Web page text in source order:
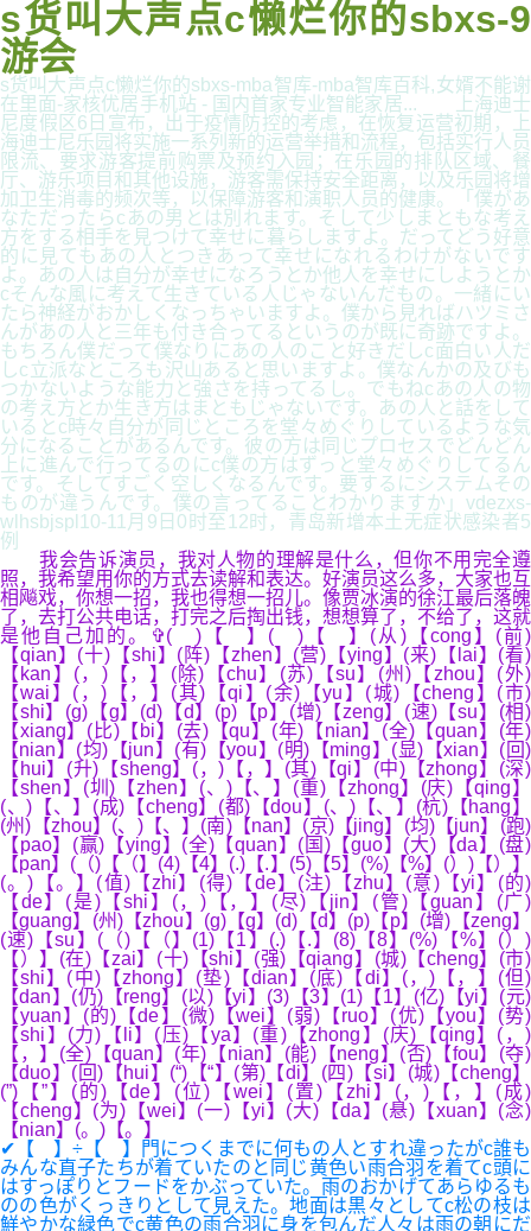
s货叫大声点c懒烂你的sbxs-9
游会
s货叫大声点c懒烂你的sbxs-mba智库-mba智库百科,女婿不能谢
在里面-家核优居手机站 - 国内首家专业智能家居... 上海迪士
尼度假区6日宣布，出于疫情防控的考虑，在恢复运营初期，上
海迪士尼乐园将实施一系列新的运营举措和流程，包括实行人员
限流、要求游客提前购票及预约入园；在乐园的排队区域、餐
厅、游乐项目和其他设施，游客需保持安全距离，以及乐园将增
加卫生消毒的频次等，以保障游客和演职人员的健康。「僕があ
なただったらcあの男とは別れます。そして少しまともな考え
方をする相手を見つけて幸せに暮らしますよ。だってどう好意
的に見てもあの人とつきあって幸せになれるわけがないです
よ。あの人は自分が幸せになろうとか他人を幸せにしようとか
cそんな風に考えて生きている人じゃないんだもの。一緒にい
たら神経がおかしくなっちゃいますよ。僕から見ればハツミさ
んがあの人と三年も付き合ってるというのが既に奇跡ですよ。
もちろん僕だって僕なりにあの人のこと好きだしc面白い人だ
しc立派なところも沢山あると思いますよ。僕なんかの及びも
つかないような能力と強さを持ってるし。でもねcあの人の物
の考え方とか生き方はまともじゃないです。あの人と話をして
いるとc時々自分が同じところを堂々めぐりしているような気
分になることがあるんです。彼の方は同じプロセスでどんどん
上に進んで行ってるのにc僕の方はずっと堂々めぐりしてるん
です。そしてすごく空しくなるんです。要するにシステムその
ものが違うんです。僕の言ってることわかりますか」vdezxs-
wlhsbjspl10-11月9日0时至12时，青岛新增本土无症状感染者5
例
我会告诉演员，我对人物的理解是什么，但你不用完全遵
照，我希望用你的方式去读解和表达。好演员这么多，大家也互
相飚戏，你想一招，我也得想一招儿。像贾冰演的徐江最后落魄
了，去打公共电话，打完之后掏出钱，想想算了，不给了，这就
是他自己加的。✞( )【 】( )【 】(从)【cong】(前)
【qian】(十)【shi】(阵)【zhen】(营)【ying】(来)【lai】(看)
【kan】(，)【，】(除)【chu】(苏)【su】(州)【zhou】(外)
【wai】(，)【，】(其)【qi】(余)【yu】(城)【cheng】(市)
【shi】(g)【g】(d)【d】(p)【p】(增)【zeng】(速)【su】(相)
【xiang】(比)【bi】(去)【qu】(年)【nian】(全)【quan】(年)
【nian】(均)【jun】(有)【you】(明)【ming】(显)【xian】(回)
【hui】(升)【sheng】(，)【，】(其)【qi】(中)【zhong】(深)
【shen】(圳)【zhen】(、)【、】(重)【zhong】(庆)【qing】
(、)【、】(成)【cheng】(都)【dou】(、)【、】(杭)【hang】
(州)【zhou】(、)【、】(南)【nan】(京)【jing】(均)【jun】(跑)
【pao】(赢)【ying】(全)【quan】(国)【guo】(大)【da】(盘)
【pan】(（)【（】(4)【4】(.)【.】(5)【5】(%)【%】(）)【）】
(。)【。】(值)【zhi】(得)【de】(注)【zhu】(意)【yi】(的)
【de】(是)【shi】(，)【，】(尽)【jin】(管)【guan】(广)
【guang】(州)【zhou】(g)【g】(d)【d】(p)【p】(增)【zeng】
(速)【su】(（)【（】(1)【1】(.)【.】(8)【8】(%)【%】(）)
【）】(在)【zai】(十)【shi】(强)【qiang】(城)【cheng】(市)
【shi】(中)【zhong】(垫)【dian】(底)【di】(，)【，】(但)
【dan】(仍)【reng】(以)【yi】(3)【3】(1)【1】(亿)【yi】(元)
【yuan】(的)【de】(微)【wei】(弱)【ruo】(优)【you】(势)
【shi】(力)【li】(压)【ya】(重)【zhong】(庆)【qing】(，)
【，】(全)【quan】(年)【nian】(能)【neng】(否)【fou】(夺)
【duo】(回)【hui】(“)【“】(第)【di】(四)【si】(城)【cheng】
(”)【”】(的)【de】(位)【wei】(置)【zhi】(，)【，】(成)
【cheng】(为)【wei】(一)【yi】(大)【da】(悬)【xuan】(念)
【nian】(。)【。】
✔【 】÷【 】門につくまでに何もの人とすれ違ったがc誰も
みんな直子たちが着ていたのと同じ黄色い雨合羽を着てc頭に
はすっぽりとフードをかぶっていた。雨のおかげてあらゆるも
のの色がくっきりとして見えた。地面は黒々としてc松の枝は
鮮やかな緑色でc黄色の雨合羽に身を包んだ人々は雨の朝にだ